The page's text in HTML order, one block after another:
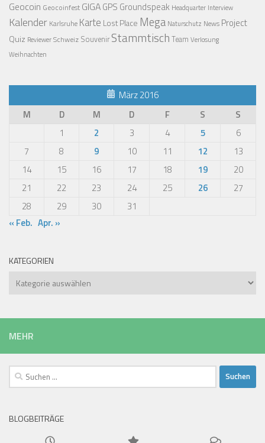
Geocoin Geocoinfest GIGAGPS Groundspeak Headquarter Interview
Kalender Karlsruhe Karte Lost Place Mega Naturschutz News Project
Quiz ReviewerSchweiz Souvenir Stammtisch Team Verlosung
Weihnachten
März 2016
M
D M D F S
S
1
2 3 4 5
6
7
8 9 10 11 12
13
14
15 16 17 18 19
20
21
22 23 24 25 26
27
28
29 30
31
« Feb. Apr. »
KATEGORIEN
Kategorien
MEHR
Suchen
nach:
BLOGBEITRÄGE